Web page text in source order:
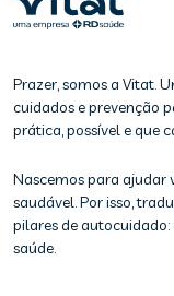
Prazer, somos a Vitat.
cuidados e prevenção
prática, possível e que
Nascemos para ajudar
saudável. Por isso,
pilares de
saúde.